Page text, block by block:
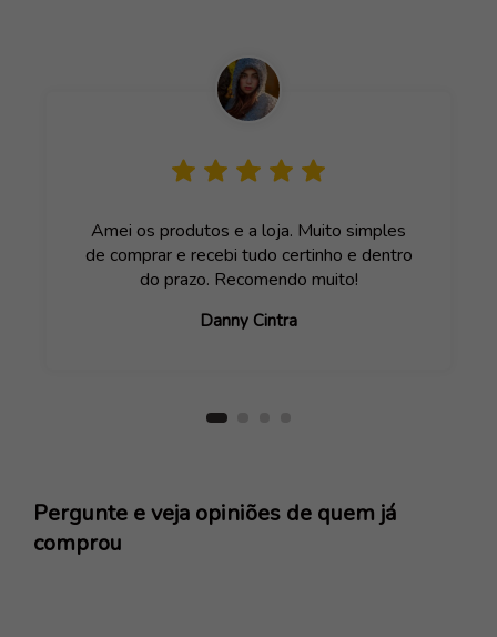
Amei os produtos e a loja. Muito simples
de comprar e recebi tudo certinho e dentro
do prazo. Recomendo muito!
Danny Cintra
Pergunte e veja opiniões de quem já
comprou